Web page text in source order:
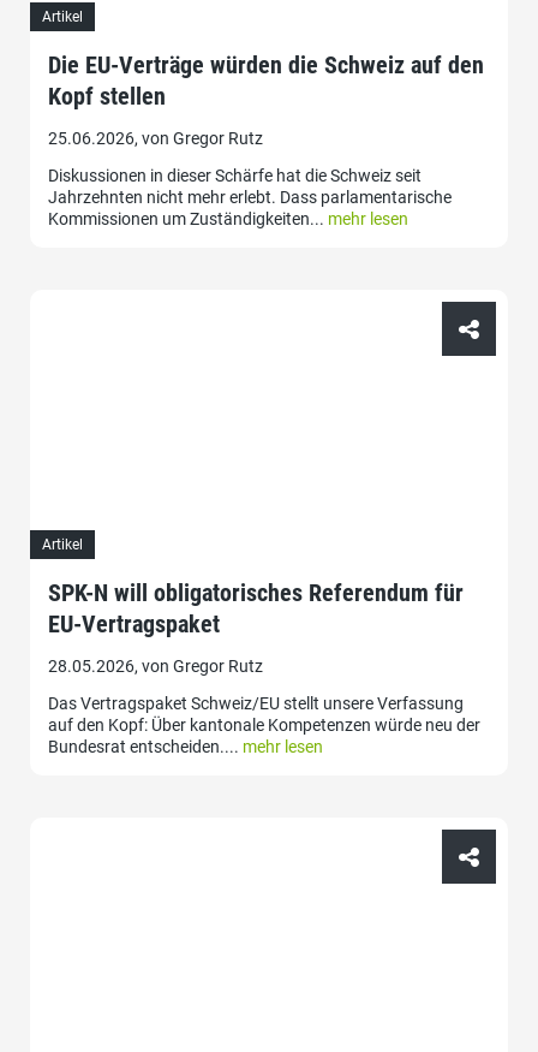
Artikel
Die EU-Verträge würden die Schweiz auf den
Kopf stellen
25.06.2026, von Gregor Rutz
Diskussionen in dieser Schärfe hat die Schweiz seit
Jahrzehnten nicht mehr erlebt. Dass parlamentarische
Kommissionen um Zuständigkeiten... mehr lesen
Artikel
SPK-N will obligatorisches Referendum für
EU-Vertragspaket
28.05.2026, von Gregor Rutz
Das Vertragspaket Schweiz/EU stellt unsere Verfassung
auf den Kopf: Über kantonale Kompetenzen würde neu der
Bundesrat entscheiden.... mehr lesen